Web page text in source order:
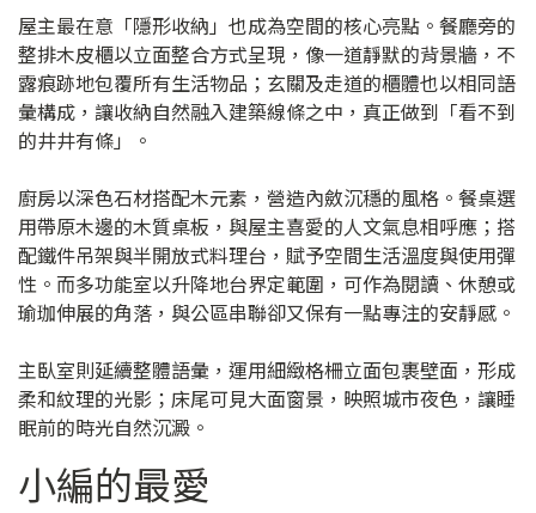
屋主最在意「隱形收納」也成為空間的核心亮點。餐廳旁的
整排木皮櫃以立面整合方式呈現，像一道靜默的背景牆，不
露痕跡地包覆所有生活物品；玄關及走道的櫃體也以相同語
彙構成，讓收納自然融入建築線條之中，真正做到「看不到
的井井有條」。
廚房以深色石材搭配木元素，營造內斂沉穩的風格。餐桌選
用帶原木邊的木質桌板，與屋主喜愛的人文氣息相呼應；搭
配鐵件吊架與半開放式料理台，賦予空間生活溫度與使用彈
性。而多功能室以升降地台界定範圍，可作為閱讀、休憩或
瑜珈伸展的角落，與公區串聯卻又保有一點專注的安靜感。
主臥室則延續整體語彙，運用細緻格柵立面包裹壁面，形成
柔和紋理的光影；床尾可見大面窗景，映照城市夜色，讓睡
眠前的時光自然沉澱。
小編的最愛